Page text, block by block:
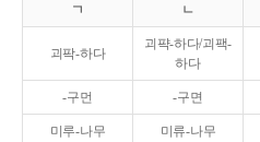
ㄱ ㄴ
괴팍-하다
괴퍅-하다/괴팩-
하다
-구먼 -구면
미루-나무 미류-나무